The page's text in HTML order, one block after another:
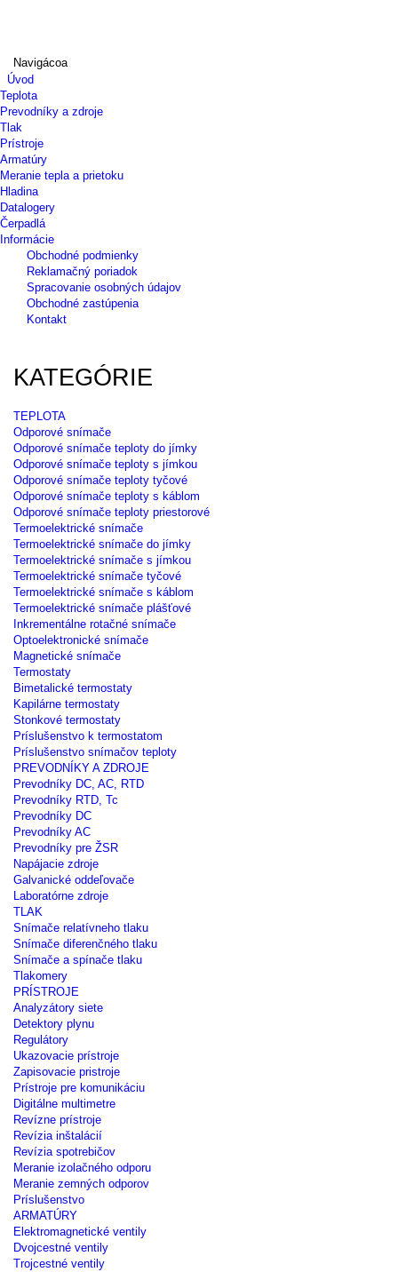
Navigácoa
Úvod
Teplota
Prevodníky a zdroje
Tlak
Prístroje
Armatúry
Meranie tepla a prietoku
Hladina
Datalogery
Čerpadlá
Informácie
Obchodné podmienky
Reklamačný poriadok
Spracovanie osobných údajov
Obchodné zastúpenia
Kontakt
KATEGÓRIE
TEPLOTA
Odporové snímače
Odporové snímače teploty do jímky
Odporové snímače teploty s jímkou
Odporové snímače teploty tyčové
Odporové snímače teploty s káblom
Odporové snímače teploty priestorové
Termoelektrické snímače
Termoelektrické snímače do jímky
Termoelektrické snímače s jímkou
Termoelektrické snímače tyčové
Termoelektrické snímače s káblom
Termoelektrické snímače plášťové
Inkrementálne rotačné snímače
Optoelektronické snímače
Magnetické snímače
Termostaty
Bimetalické termostaty
Kapilárne termostaty
Stonkové termostaty
Príslušenstvo k termostatom
Príslušenstvo snímačov teploty
PREVODNÍKY A ZDROJE
Prevodníky DC, AC, RTD
Prevodníky RTD, Tc
Prevodníky DC
Prevodníky AC
Prevodníky pre ŽSR
Napájacie zdroje
Galvanické oddeľovače
Laboratórne zdroje
TLAK
Snímače relatívneho tlaku
Snímače diferenčného tlaku
Snímače a spínače tlaku
Tlakomery
PRÍSTROJE
Analyzátory siete
Detektory plynu
Regulátory
Ukazovacie prístroje
Zapisovacie pristroje
Prístroje pre komunikáciu
Digitálne multimetre
Revízne prístroje
Revízia inštalácií
Revízia spotrebičov
Meranie izolačného odporu
Meranie zemných odporov
Príslušenstvo
ARMATÚRY
Elektromagnetické ventily
Dvojcestné ventily
Trojcestné ventily